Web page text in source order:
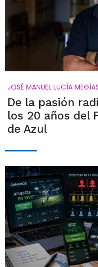
JOSÉ MANUEL LUCÍA
De la pasión
los 20 años del
de Azul